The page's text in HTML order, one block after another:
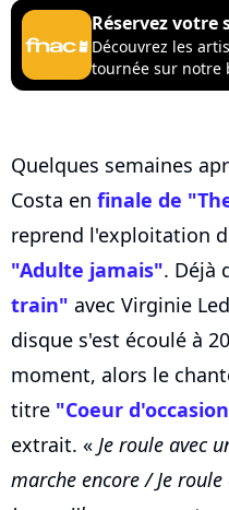
Réservez votre
Découvrez les
tournée sur notre
Quelques semaines
Costa en finale de
reprend l'exploitation
"Adulte jamais". Déjà
train" avec Virginie
disque s'est écoulé à
moment, alors le
titre "Coeur
extrait. « Je roule avec
marche encore / Je